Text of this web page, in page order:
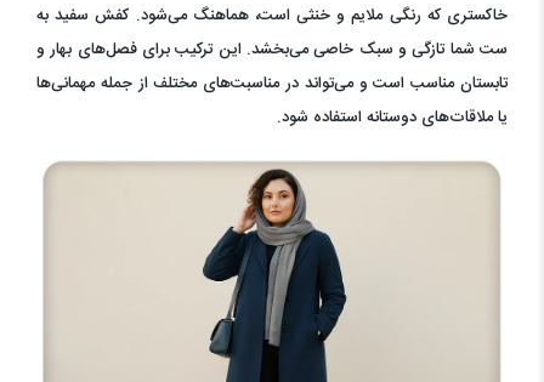
خاکستری که رنگی ملایم و خنثی است، هماهنگ می‌شود. کفش سفید به
ست شما تازگی و سبک خاصی می‌بخشد. این ترکیب برای فصل‌های بهار و
تابستان مناسب است و می‌تواند در مناسبت‌های مختلف از جمله مهمانی‌ها
یا ملاقات‌های دوستانه استفاده شود.